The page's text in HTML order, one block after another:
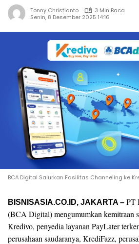
Tonny Christianto
3 Min Baca
Senin, 8 Desember 2025 14:16
BCA Digital Salurkan Fasilitas Channeling ke
BISNISASIA.CO.ID, JAKARTA – PT
(BCA Digital) mengumumkan kemitraan
Kredivo, penyedia layanan PayLater
perusahaan saudaranya, KrediFazz,